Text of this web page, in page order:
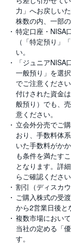
キ
ュ
リ
テ
ィ
・
ト
ー
ク
)
S
BI
ラ
ッ
プ
ロ
ボ
ア
ド
(
R
O
B
O
P
R
O
)
力」へお戻しい
株数の内、一部
特定口座・NISA
（「特定預り」
い。
「ジュニア
一般預り」を選
でご注意くださ
付けされた資金
般預り）でも、
意ください。
立会外分売でご
おり、手数料体
いた手数料がか
も条件を満たす
となります。詳
らご確認ください
割引（ディスカ
ご購入株式の受
から2営業日後と
複数市場におい
当社の定める「
す。